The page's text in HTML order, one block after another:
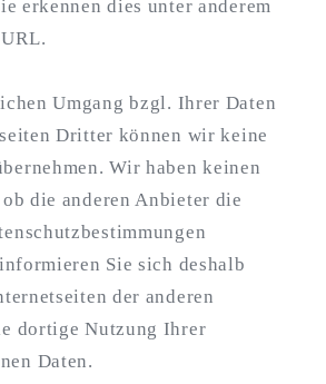
erkennen dies unter anderem
Umgang bzgl. Ihrer Daten
Dritter können wir keine
Wir haben keinen
die anderen Anbieter die
Sie sich deshalb
der anderen
dortige Nutzung Ihrer
Daten.